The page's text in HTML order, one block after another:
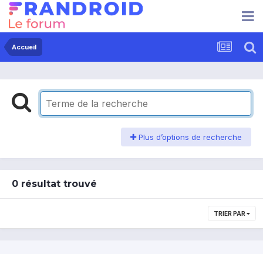
Accueil
Plus d’options de recherche
0 résultat trouvé
TRIER PAR